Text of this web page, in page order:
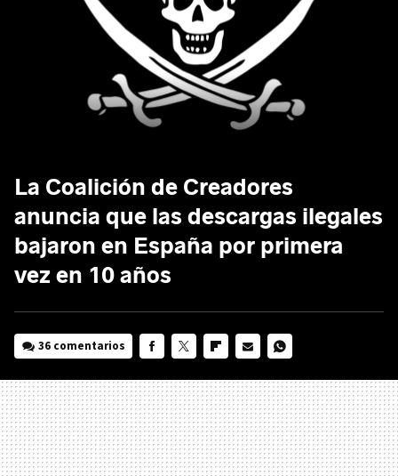
La Coalición de Creadores
anuncia que las descargas ilegales
bajaron en España por primera
vez en 10 años
36 comentarios
MAIL